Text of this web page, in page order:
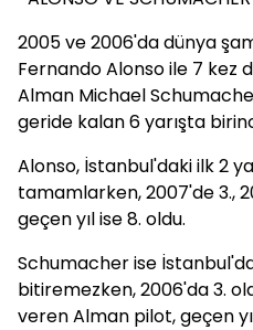
2005 ve 2006'da dünya
Fernando Alonso ile 7 kez
Alman Michael
geride kalan 6 yarışta
Alonso, İstanbul'daki ilk 2
tamamlarken, 2007'de 3.,
geçen yıl ise 8. oldu.
Schumacher ise
bitiremezken, 2006'da 3.
veren Alman pilot, geçen